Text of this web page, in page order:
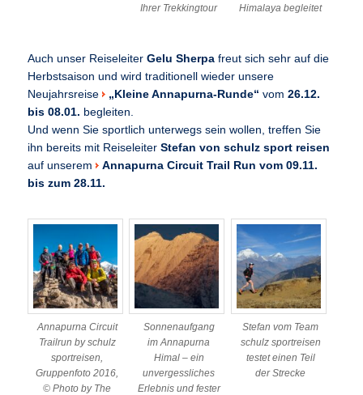
Ihrer Trekkingtour
Himalaya begleitet
Auch unser ReiseleiterGelu Sherpa freut sich sehr auf die
Herbstsaison und wird traditionell wieder unsere
Neujahrsreise „Kleine Annapurna-Runde“ vom26.12.
bis 08.01. begleiten.
Und wenn Sie sportlich unterwegs sein wollen, treffen Sie
ihn bereits mit ReiseleiterStefan von schulz sport reisen
auf unserem Annapurna Circuit Trail Run vom 09.11.
bis zum 28.11.
Annapurna Circuit
Trailrun by schulz
sportreisen,
Gruppenfoto 2016,
© Photo by The
Sonnenaufgang
im Annapurna
Himal – ein
unvergessliches
Erlebnis und fester
Stefan vom Team
schulz sportreisen
testet einen Teil
der Strecke